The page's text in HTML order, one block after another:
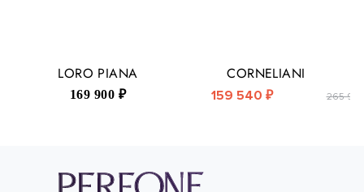
LORO PIANA
169 900 ₽
CORNELIANI
159 540 ₽ 265